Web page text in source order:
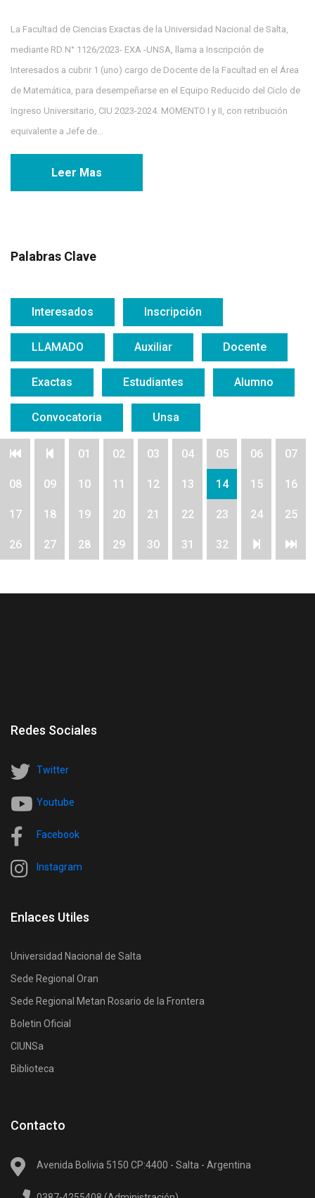
La Facultad de Ciencias Exactas de la Universidad Nacional de Salta,
mediante RD N° 1126/2023- EXA -UNSA, llama a Inscripción de
Interesados a cubrir 1 (uno) cargo de Docente de la Facultad en el Área
de Matemática, para desempeñarse en el Equipo Reducido del Ciclo de
Ingreso Universitario, CIU 2023-2024. MOMENTO I y II, con retribución
equivalente a Jefe de...
Leer Mas
Palabras Clave
Interesados Inscripción
LLAMADO Auxiliar Docente
Exactas Estudiantes Alumno
Convocatoria Unsa
01 02 03 04 05 06 07
08 09 10 11 12 13 14 15 16
17 18 19 20 21 22 23 24 25
26 27 28 29 30 31 32
Redes Sociales
Twitter
Youtube
Facebook
Instagram
Enlaces Utiles
Universidad Nacional de Salta
Sede Regional Oran
Sede Regional Metan Rosario de la Frontera
Boletin Oficial
CIUNSa
Biblioteca
Contacto
Avenida Bolivia 5150 CP:4400 - Salta - Argentina